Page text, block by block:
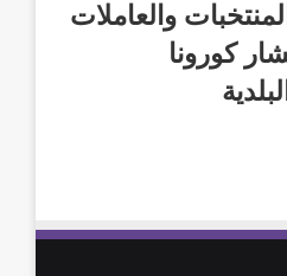
والعاملات
كورونا